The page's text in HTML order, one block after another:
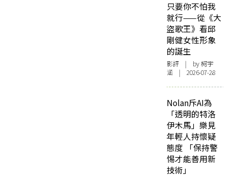
只要你不怕我
就行——從《大
盜歌王》看邱
剛健女性形象
的誕生
影評 | by 柯宇
涵 | 2026-07-28
Nolan斥AI為
「透明的特洛
伊木馬」樂見
年輕人持懷疑
態度 「保持警
惕才能善用新
技術」